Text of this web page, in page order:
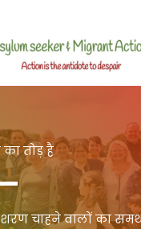
का तोड़ है
शरण चाहने वालों का